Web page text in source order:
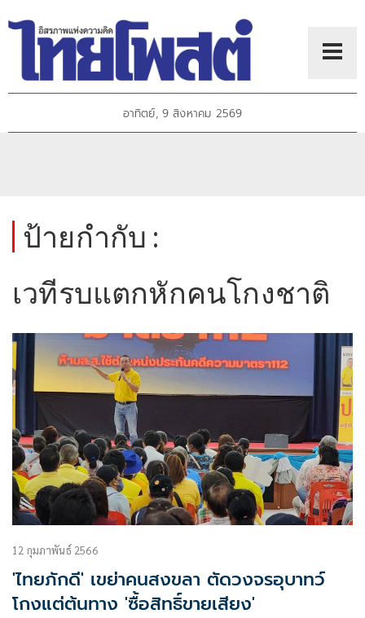
อาทิตย์, 9 สิงหาคม 2569
ป้ายกำกับ :
เวทีรบแตกหักคนโกงชาติ
12 กุมภาพันธ์ 2566
'ไทยภักดี' เขย่าคนสงขลา ตัดวงจรอุบาทว์
โกงแต่ต้นทาง 'ซื้อสิทธิ์ขายเสียง'